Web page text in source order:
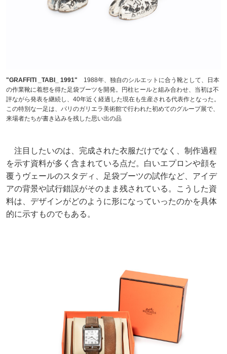
"GRAFFITI _TABI_ 1991" 1988年、独自のシルエットに合う靴として、日本
の作業靴に着想を得た足袋ブーツを開発。円柱ヒールと組み合わせ、当初は不
評ながら発表を継続し、40年近く経過した現在も生産される代表作となった。
この特別な一足は、パリのガリエラ美術館で行われた初めてのグループ展で、
来場者たちが書き込みを残した思い出の品
注目したいのは、完成された衣服だけでなく、制作過程
を示す資料が多く含まれている点だ。白いエプロンや顔を
覆うヴェールのスタディ、足袋ブーツの試作など、アイデ
アの背景や試行錯誤がそのまま残されている。こうした資
料は、デザインがどのように形になっていったのかを具体
的に示すものでもある。